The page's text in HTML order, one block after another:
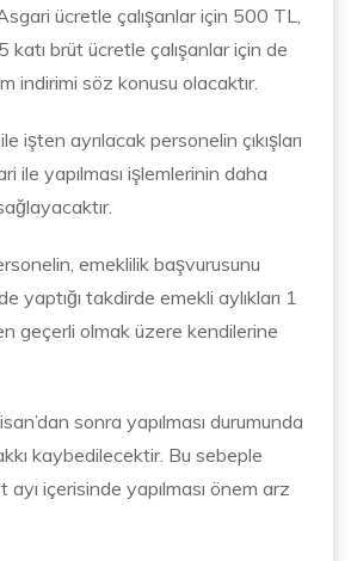
ücretle çalışanlar için 500 TL,
katı brüt ücretle çalışanlar için de
indirimi söz konusu olacaktır.
işten ayrılacak personelin çıkışları
ile yapılması işlemlerinin daha
emeklilik başvurusunu
yaptığı takdirde emekli aylıkları 1
geçerli olmak üzere kendilerine
sonra yapılması durumunda
kaybedilecektir. Bu sebeple
içerisinde yapılması önem arz